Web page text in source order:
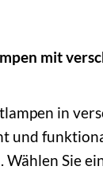
mit
in
und
Sie